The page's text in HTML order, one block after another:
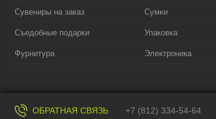
Сувениры на заказ Сумки
Съедобные подарки Упаковка
Фурнитура Электроника
ОБРАТНАЯ СВЯЗЬ +7 (812) 334-54-64